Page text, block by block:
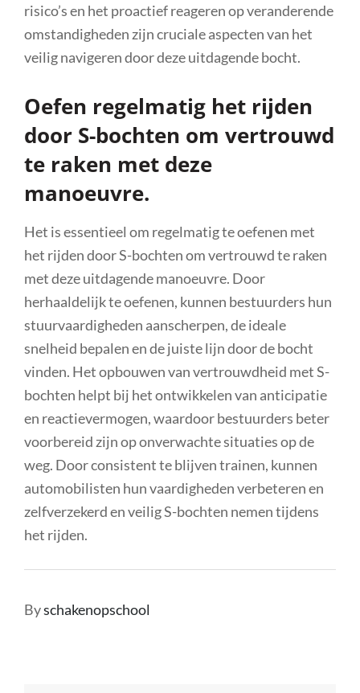
risico’s en het proactief reageren op veranderende
omstandigheden zijn cruciale aspecten van het
veilig navigeren door deze uitdagende bocht.
Oefen regelmatig het rijden
door S-bochten om vertrouwd
te raken met deze
manoeuvre.
Het is essentieel om regelmatig te oefenen met
het rijden door S-bochten om vertrouwd te raken
met deze uitdagende manoeuvre. Door
herhaaldelijk te oefenen, kunnen bestuurders hun
stuurvaardigheden aanscherpen, de ideale
snelheid bepalen en de juiste lijn door de bocht
vinden. Het opbouwen van vertrouwdheid met S-
bochten helpt bij het ontwikkelen van anticipatie
en reactievermogen, waardoor bestuurders beter
voorbereid zijn op onverwachte situaties op de
weg. Door consistent te blijven trainen, kunnen
automobilisten hun vaardigheden verbeteren en
zelfverzekerd en veilig S-bochten nemen tijdens
het rijden.
Byschakenopschool